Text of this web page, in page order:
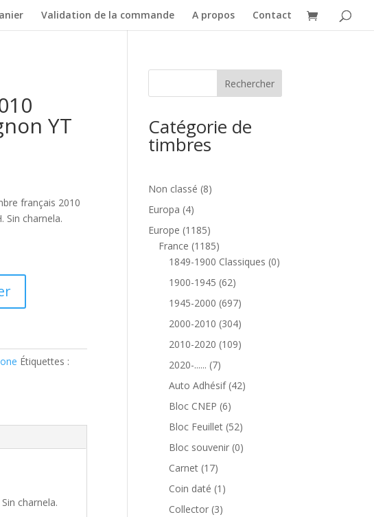
Validation de la commande A propos Contact
YT
français 2010
Sin charnela.
Étiquettes :
charnela.
Catégorie de
timbres
Non classé 88
Europa 44
produits
Europe 11851185
produits
France 11851185
produits
1849-1900 Classiques 00
1900-1945 6262
produits
1945-2000 697697
produits
2000-2010 304304
produits
2010-2020 109109
2020-...... 77
produits
Auto Adhésif 4242
Bloc CNEP 66
produits
Bloc Feuillet 5252
produits
Bloc souvenir 00
Carnet 1717
produits
Coin daté 1 1
Collector 33